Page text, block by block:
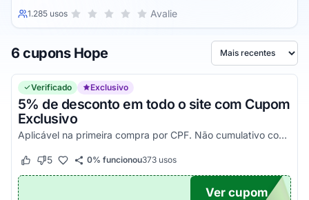
de roupas íntimas femininas. A marca é mais conhecida por
feminino são lançados pela marca. São mais de 40 anos de
credibilidade e força dentro do mercado feminino, se
tornando umas das marcas mais requisitadas no Brasil.
1.285 usosSua nota para Hope, de 1 a 5 estrelas
5 estrelas
4 estrelas
3 estrelas
2 estrelas
1 estrela Avalie
6 cupons Hope Ordenar por
Verificado Exclusivo
5% de desconto em todo o site com Cupom
Exclusivo
Aplicável na primeira compra por CPF. Não cumulativo com promoções de combo de calcinhas. Aproveite!
Este cupom funcionou
Este cupom não funcionou
5 0% funcionou373usos
HOPE
Ver cupom